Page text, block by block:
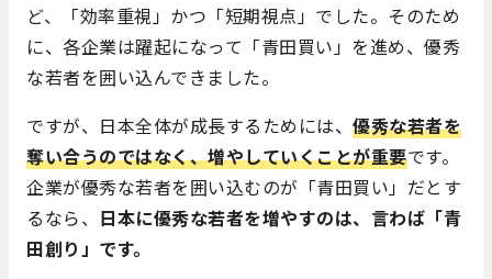
ど、「効率重視」かつ「短期視点」でした。そのため
に、各企業は躍起になって「青田買い」を進め、優秀
な若者を囲い込んできました。
ですが、日本全体が成長するためには、 優秀な若者を
奪い合うのではなく、増やしていくことが重要です。
企業が優秀な若者を囲い込むのが「青田買い」だとす
るなら、 日本に優秀な若者を増やすのは、言わば「青
田創り」です。